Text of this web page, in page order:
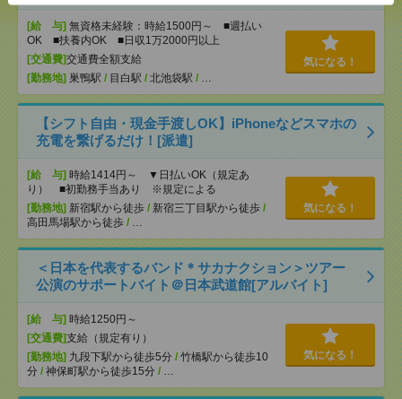
[給 与] 無資格未経験：時給1500円～ ■週払い
OK ■扶養内OK ■日収1万2000円以上
[交通費]交通費全額支給
[勤務地] 巣鴨駅 / 目白駅 / 北池袋駅 / …
気になる！
【シフト自由・現金手渡しOK】iPhoneなどスマホの
充電を繋げるだけ！[派遣]
[給 与] 時給1414円～ ▼日払いOK（規定あ
り） ■初勤務手当あり ※規定による
[勤務地] 新宿駅から徒歩 / 新宿三丁目駅から徒歩 /
高田馬場駅から徒歩 / …
気になる！
＜日本を代表するバンド＊サカナクション＞ツアー
公演のサポートバイト＠日本武道館[アルバイト]
[給 与] 時給1250円～
[交通費]支給（規定有り）
[勤務地] 九段下駅から徒歩5分 / 竹橋駅から徒歩10
分 / 神保町駅から徒歩15分 / …
気になる！